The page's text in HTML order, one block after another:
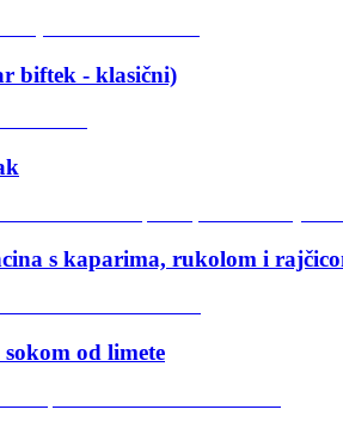
biftek - klasični)
s kaparima, rukolom i
od limete